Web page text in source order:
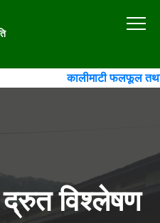
कालीमाटी फलफूल तथा
द्रुत विश्लेषण